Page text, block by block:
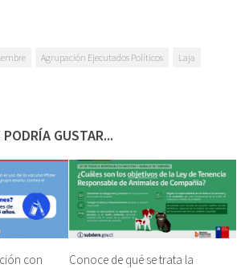
Agrupación Ejecutados Políticos
Laja
GUSTAR...
con
Conoce de qué se trata la